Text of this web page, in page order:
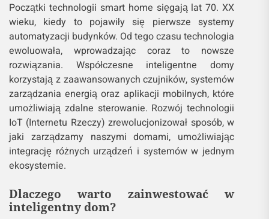
Początki technologii smart home sięgają lat 70. XX
wieku, kiedy to pojawiły się pierwsze systemy
automatyzacji budynków. Od tego czasu technologia
ewoluowała, wprowadzając coraz to nowsze
rozwiązania. Współczesne inteligentne domy
korzystają z zaawansowanych czujników, systemów
zarządzania energią oraz aplikacji mobilnych, które
umożliwiają zdalne sterowanie. Rozwój technologii
IoT (Internetu Rzeczy) zrewolucjonizował sposób, w
jaki zarządzamy naszymi domami, umożliwiając
integrację różnych urządzeń i systemów w jednym
ekosystemie.
Dlaczego warto zainwestować w
inteligentny dom?